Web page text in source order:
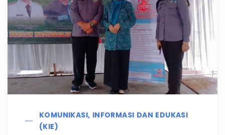
KOMUNIKASI, INFORMASI DAN EDUKASI
(KIE)